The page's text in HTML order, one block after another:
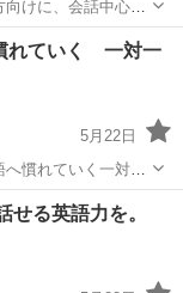
けに、会話中心の
すると頭が真っ白に
れていく 一対一
5月22日
慣れていく一対一
う方はとても多い
せる英語力を。